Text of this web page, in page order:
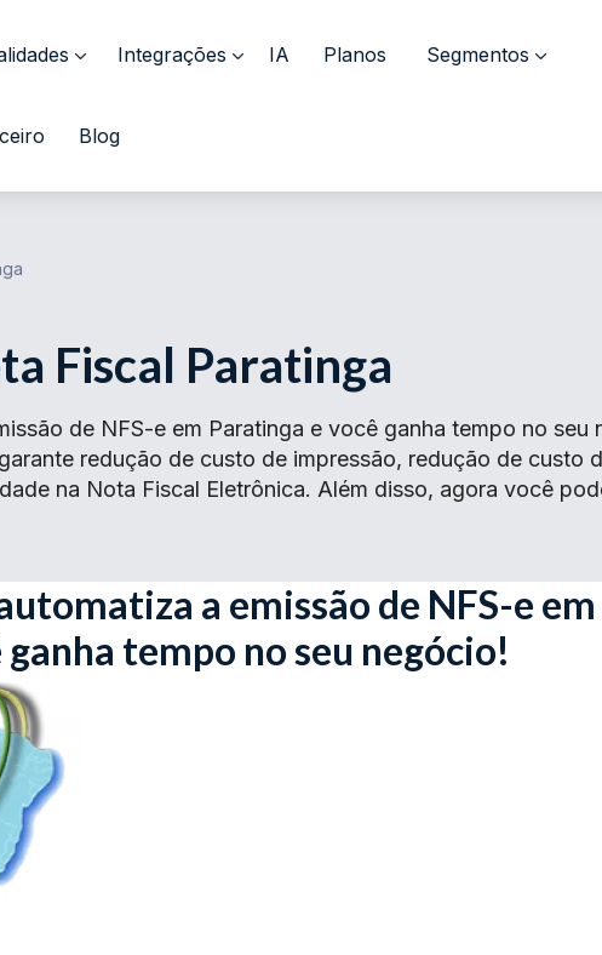
Integrações IA Planos Segmentos
Blog
Fiscal Paratinga
de NFS-e em Paratinga e você ganha tempo no
redução de custo de impressão, redução de custo
na Nota Fiscal Eletrônica. Além disso, agora você
a emissão de NFS-e em
tempo no seu negócio!